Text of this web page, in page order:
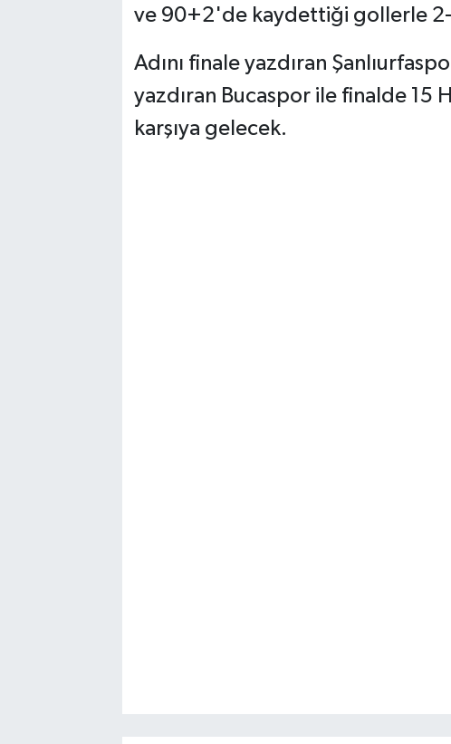
ve 90+2'de kaydettiği gollerle
Adını finale yazdıran
yazdıran Bucaspor ile finalde 15
karşıya gelecek.